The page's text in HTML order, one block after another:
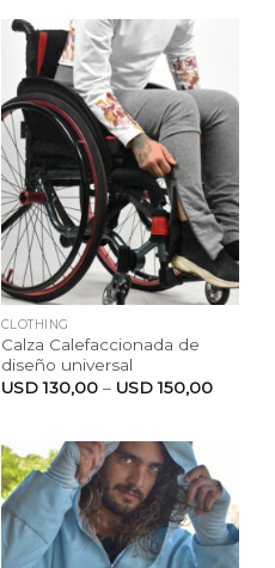
CLOTHING
Calza Calefaccionada de
diseño universal
USD130,00– USD150,00